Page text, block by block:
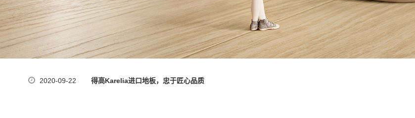
2020-09-22 得高Karelia进口地板，忠于匠心品质